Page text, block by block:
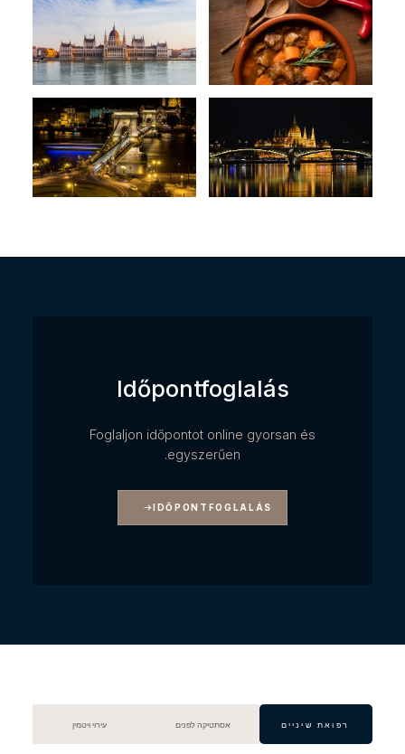
Időpontfoglalás
Foglaljon időpontot online gyorsan és
egyszerűen.
IDŐPONTFOGLALÁS
רפואת שיניים אסתטיקה לפנים עירוי ויטמין